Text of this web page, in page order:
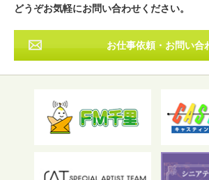
フリーワード検索
どうぞお気軽にお問い合わせください。
お仕事依頼・お問い合